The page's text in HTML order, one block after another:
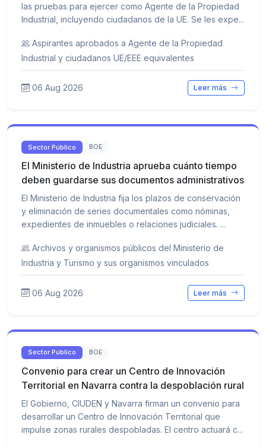
las pruebas para ejercer como Agente de la Propiedad
Industrial, incluyendo ciudadanos de la UE. Se les expe...
Aspirantes aprobados a Agente de la Propiedad
Industrial y ciudadanos UE/EEE equivalentes
06 Aug 2026 Leer más
Sector Público BOE
El Ministerio de Industria aprueba cuánto tiempo
deben guardarse sus documentos administrativos
El Ministerio de Industria fija los plazos de conservación
y eliminación de series documentales como nóminas,
expedientes de inmuebles o relaciones judiciales. ...
Archivos y organismos públicos del Ministerio de
Industria y Turismo y sus organismos vinculados
06 Aug 2026 Leer más
Sector Público BOE
Convenio para crear un Centro de Innovación
Territorial en Navarra contra la despoblación rural
El Gobierno, CIUDEN y Navarra firman un convenio para
desarrollar un Centro de Innovación Territorial que
impulse zonas rurales despobladas. El centro actuará c...